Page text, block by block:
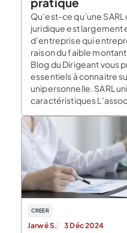
Qu’est-ce qu’une
juridique est largement
d’entreprise qui
raison du faible
Blog du Dirigeant vous
essentiels à connaitre
unipersonnelle. SARL
caractéristiques
CREER
Jarwé S. 3 Déc 2024